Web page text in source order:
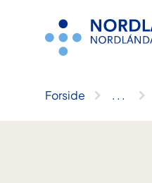
Forside .. .